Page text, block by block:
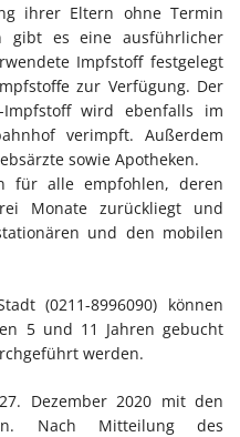
ihrer Eltern ohne Termin
gibt es eine ausführlicher
Impfstoff festgelegt
zur Verfügung. Der
Impfstoff wird ebenfalls im
verimpft. Außerdem
sowie Apotheken.
für alle empfohlen, deren
Monate zurückliegt und
und den mobilen
(0211-8996090) können
5 und 11 Jahren gebucht
werden.
Dezember 2020 mit den
Nach Mitteilung des